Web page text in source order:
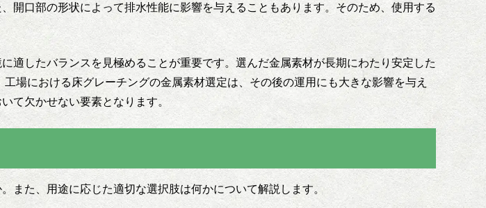
開口部の形状によって排水性能に影響を与えることもあります。そのため、使用する
適したバランスを見極めることが重要です。選んだ金属素材が長期にわたり安定した
場における床グレーチングの金属素材選定は、その後の運用にも大きな影響を与え
て欠かせない要素となります。
また、用途に応じた適切な選択肢は何かについて解説します。